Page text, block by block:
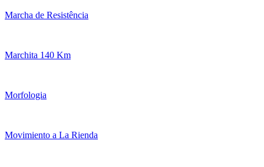
Marcha de Resistência
Marchita 140 Km
Morfologia
Movimiento a La Rienda